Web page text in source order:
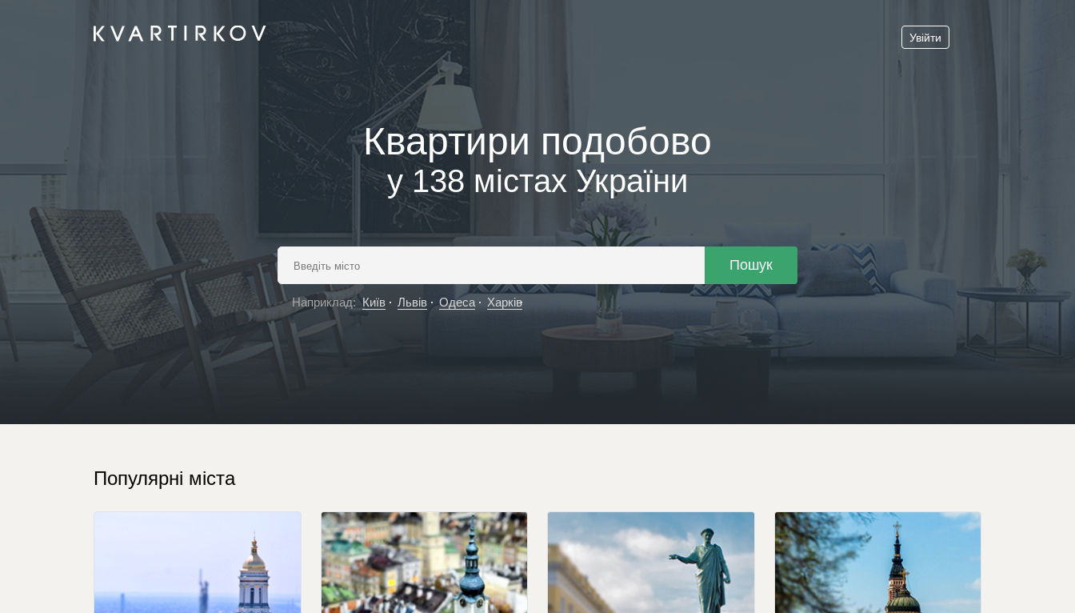
Увійти
Квартири подобово
у 138 містах України
Пошук
Наприклад: Київ Львів Одеса Харків
Популярні міста